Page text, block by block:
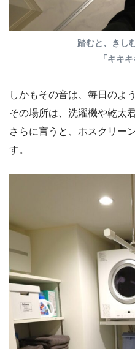
踏むと、きし
「キキ
しかもその音は、毎日のよ
その場所は、洗濯機や乾太君
さらに言うと、ホスクリー
す。